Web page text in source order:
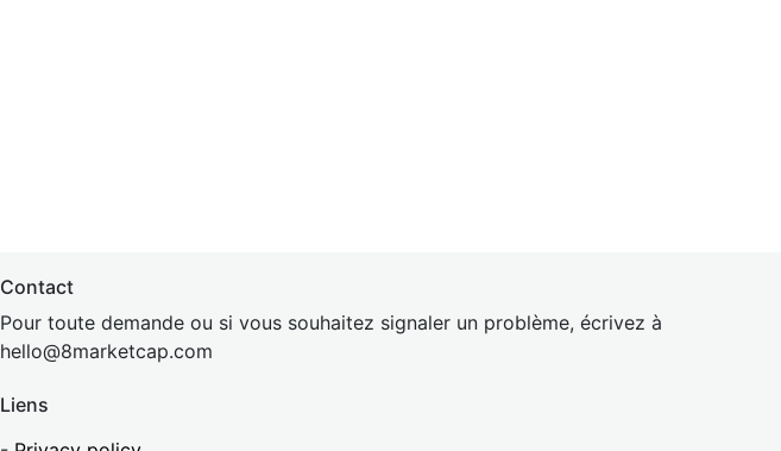
Contact
Pour toute demande ou si vous souhaitez signaler un problème, écrivez à
hello@8marketcap.com
Liens